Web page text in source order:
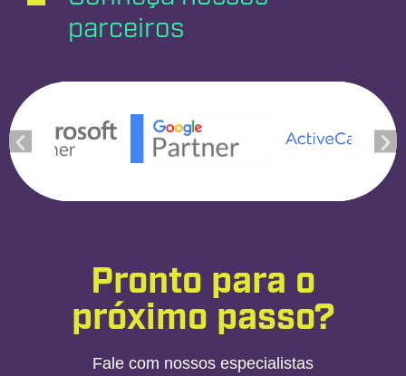
parceiros
Pronto para o
próximo passo?
Fale com nossos especialistas